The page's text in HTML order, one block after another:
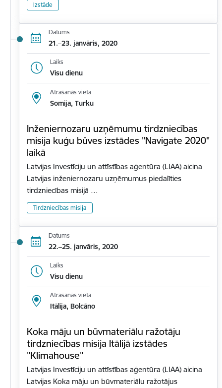
Izstāde
Datums
21.–23. janvāris, 2020
Laiks
Visu dienu
Atrašanās vieta
Somija, Turku
Inženiernozaru uzņēmumu tirdzniecības
misija kuģu būves izstādes "Navigate 2020"
laikā
Latvijas Investīciju un attīstības aģentūra (LIAA) aicina
Latvijas inženiernozaru uzņēmumus piedalīties
tirdzniecības misijā …
Tirdzniecības misija
Datums
22.–25. janvāris, 2020
Laiks
Visu dienu
Atrašanās vieta
Itālija, Bolcāno
Koka māju un būvmateriālu ražotāju
tirdzniecības misija Itālijā izstādes
"Klimahouse"
Latvijas Investīciju un attīstības aģentūra (LIAA) aicina
Latvijas Koka māju un būvmateriālu ražotājus